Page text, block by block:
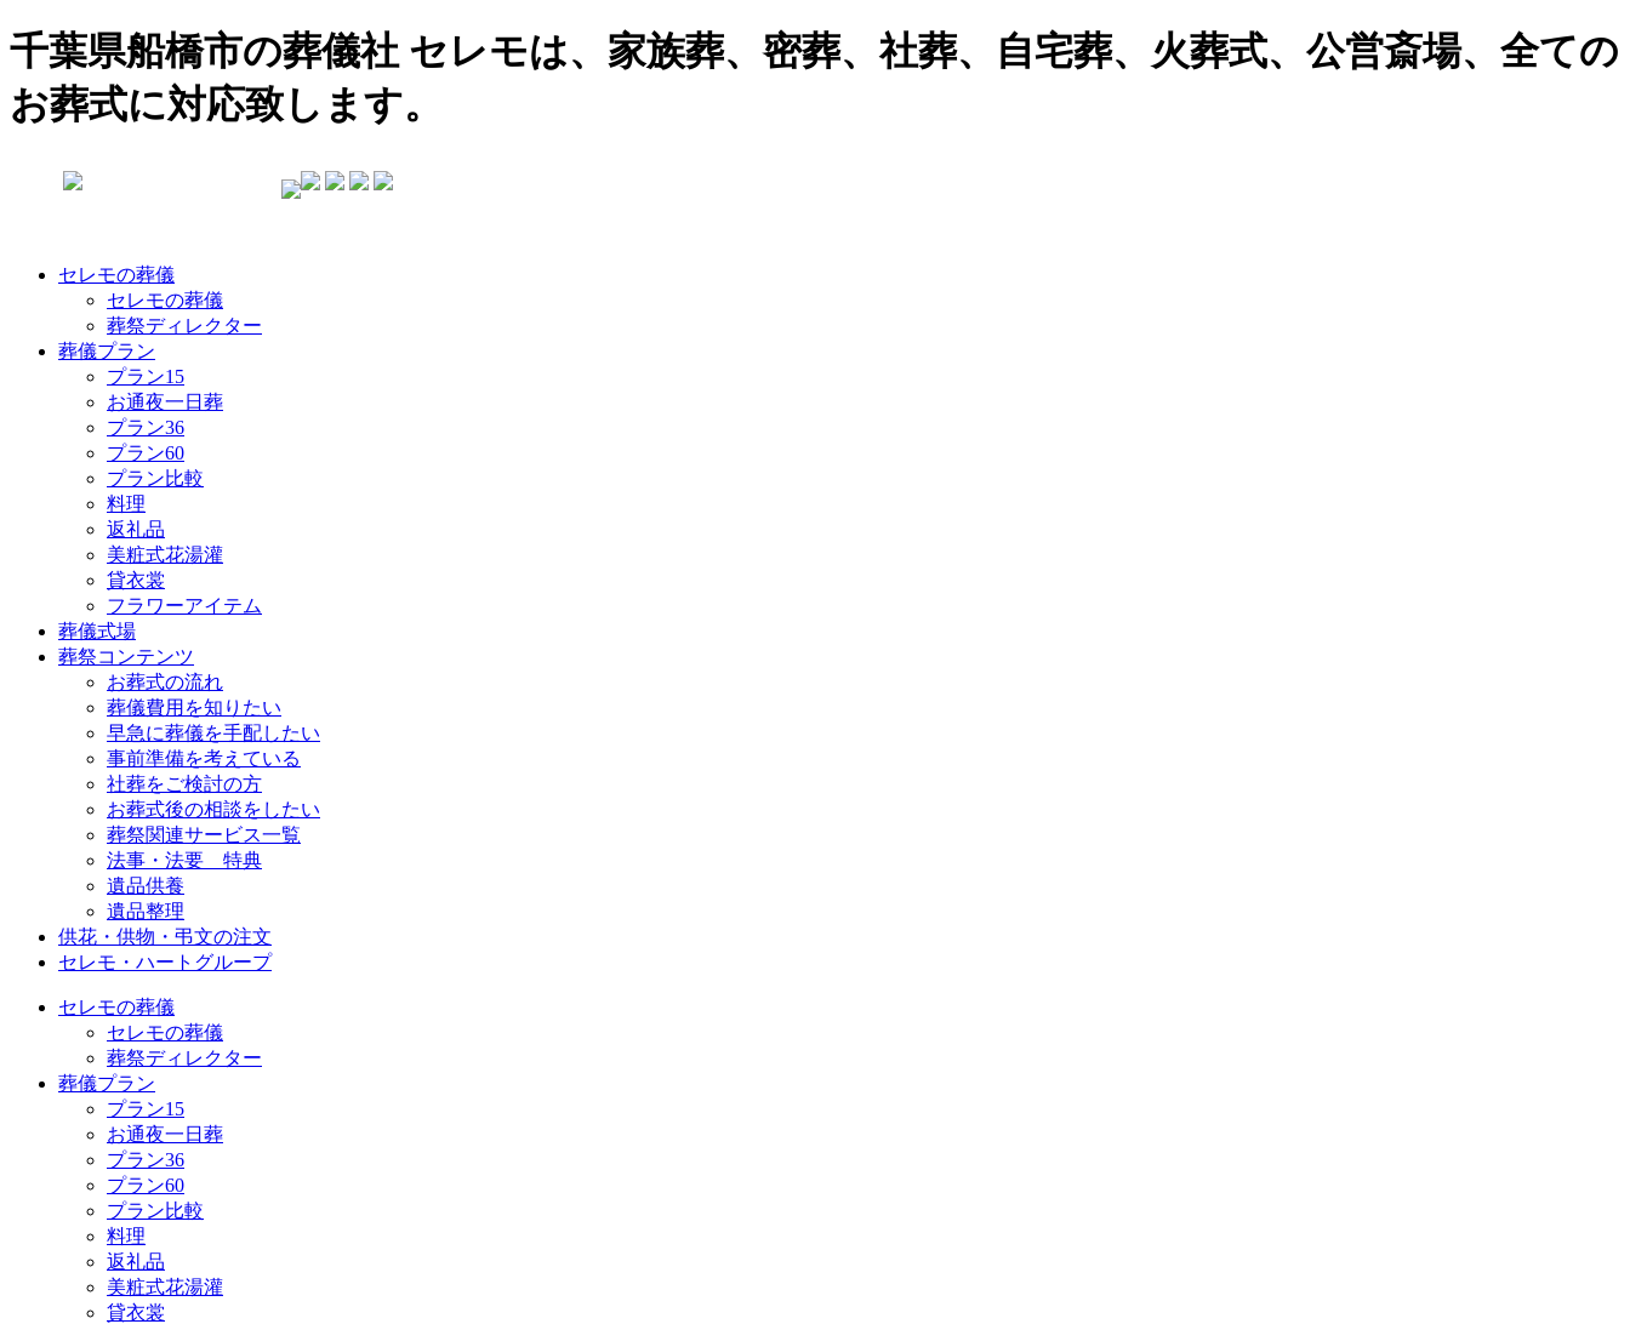
千葉県船橋市の葬儀社 セレモは、家族葬、密葬、社葬、自宅葬、火葬式、公営斎場、全ての
お葬式に対応致します。
セレモの葬儀
セレモの葬儀
葬祭ディレクター
葬儀プラン
プラン15
お通夜一日葬
プラン36
プラン60
プラン比較
料理
返礼品
美粧式花湯灌
貸衣裳
フラワーアイテム
葬儀式場
葬祭コンテンツ
お葬式の流れ
葬儀費用を知りたい
早急に葬儀を手配したい
事前準備を考えている
社葬をご検討の方
お葬式後の相談をしたい
葬祭関連サービス一覧
法事・法要 特典
遺品供養
遺品整理
供花・供物・弔文の注文
セレモ・ハートグループ
セレモの葬儀
セレモの葬儀
葬祭ディレクター
葬儀プラン
プラン15
お通夜一日葬
プラン36
プラン60
プラン比較
料理
返礼品
美粧式花湯灌
貸衣裳